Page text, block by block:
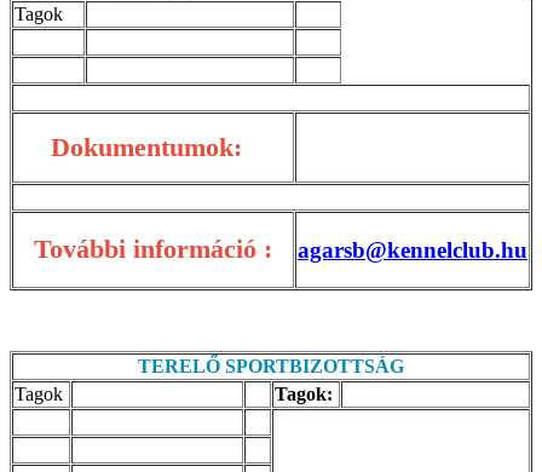
Tagok
Dokumentumok:
További információ : agarsb@kennelclub.hu
TERELŐ SPORTBIZOTTSÁG
Tagok
Tagok: